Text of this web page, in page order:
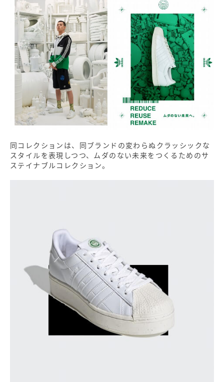
同コレクションは、同ブランドの変わらぬクラッシックな
スタイルを表現しつつ、ムダのない未来をつくるためのサ
ステイナブルコレクション。